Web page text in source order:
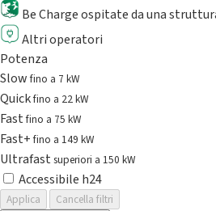
Be Charge ospitate da una
Altri operatori
Potenza
Slowfino a 7 kW
Quickfino a 22 kW
Fastfino a 75 kW
Fast+fino a 149 kW
Ultrafast superiori a 150 kW
Accessibile h24
Applica
Cancella filtri